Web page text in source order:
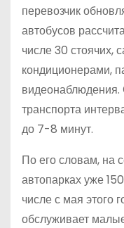
перевозчик
автобусов
числе 30 стоячих,
кондиционерами,
транспорта
до 7-8 минут.
По его словам, на
автопарках уже
числе с мая этого
обслуживает